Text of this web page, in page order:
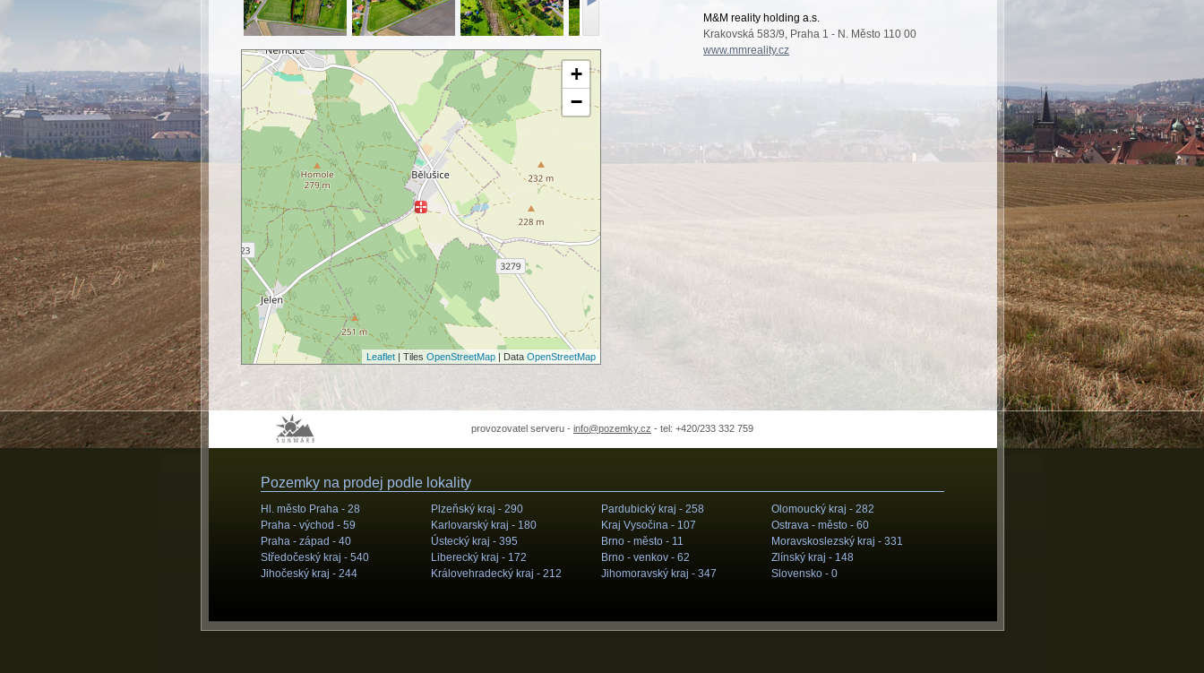
+
−
Leaflet | Tiles OpenStreetMap | Data OpenStreetMap
M&M reality holding a.s.
Krakovská 583/9, Praha 1 - N. Město 110 00
www.mmreality.cz
provozovatel serveru - info@pozemky.cz - tel: +420/233 332 759
Pozemky na prodej podle lokality
Hl. město Praha - 28
Praha - východ - 59
Praha - západ - 40
Středočeský kraj - 540
Jihočeský kraj - 244
Plzeňský kraj - 290
Karlovarský kraj - 180
Ústecký kraj - 395
Liberecký kraj - 172
Královehradecký kraj - 212
Pardubický kraj - 258
Kraj Vysočina - 107
Brno - město - 11
Brno - venkov - 62
Jihomoravský kraj - 347
Olomoucký kraj - 282
Ostrava - město - 60
Moravskoslezský kraj - 331
Zlínský kraj - 148
Slovensko - 0